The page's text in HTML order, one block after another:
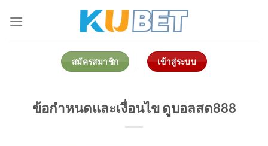
สมัครสมาชิก เข้าสู่ระบบ
ข้อกำหนดและเงื่อนไข ดูบอลสด888